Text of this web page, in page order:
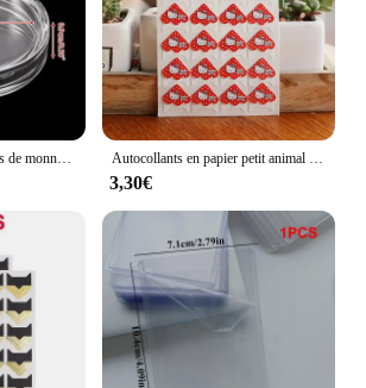
Album photo pour pièces de monnaie, porte-monnaie, livre de collection, album de scrapbooking, décoration de la maison, 120 pocommuniste Autocollants en papier petit animal mignon pour bricolage, cadre de travail manuel, décoration de raisin, album photo, scrapbooking, 120 pièces par lot, 5 feuilles
3,30€